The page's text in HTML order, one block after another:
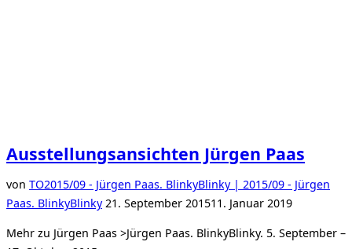
Ausstellungsansichten Jürgen Paas
von TO2015/09 - Jürgen Paas. BlinkyBlinky | 2015/09 - Jürgen
Paas. BlinkyBlinkyVeröffentlicht
21. September 201511. Januar 2019
Mehr zu Jürgen Paas >Jürgen Paas. BlinkyBlinky. 5. September –